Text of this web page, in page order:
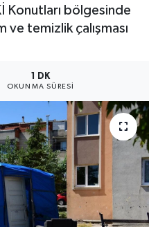
Konutları bölgesinde
ve temizlik çalışması
1 DK
OKUNMA SÜRESI